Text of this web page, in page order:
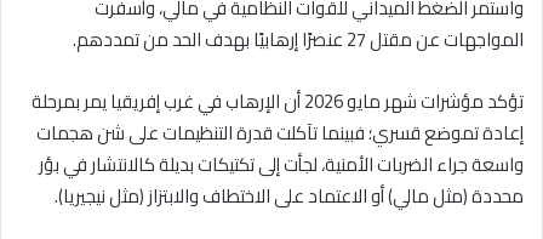
واستمر الضغط الميداني للقوات النظامية في مالي، وأسفرت
المواجهات عن مقتل 27 عنصرًا إرهابيًا بهدف الحد من تمددهم.
تؤكد مؤشرات شهر مايو 2026 أن الإرهاب في غرب إفريقيا يمر بمرحلة
إعادة تموضع قسري؛ فبينما تآكلت قدرة التنظيمات على شن هجمات
واسعة جراء الضربات الأمنية، لجأت إلى تكتيكات بديلة كالانتشار في بؤر
محددة (مثل مالي) أو الاعتماد على الاختطاف والابتزاز (مثل نيجيريا).